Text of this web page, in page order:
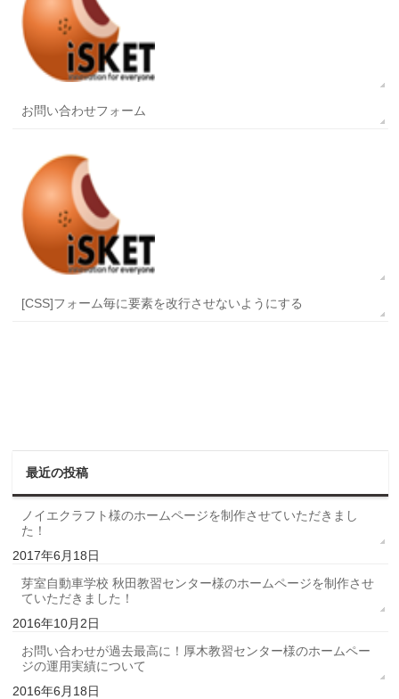
お問い合わせフォーム
[CSS]フォーム毎に要素を改行させないようにする
最近の投稿
ノイエクラフト様のホームページを制作させていただきまし
た！
2017年6月18日
芽室自動車学校 秋田教習センター様のホームページを制作させ
ていただきました！
2016年10月2日
お問い合わせが過去最高に！厚木教習センター様のホームペー
ジの運用実績について
2016年6月18日